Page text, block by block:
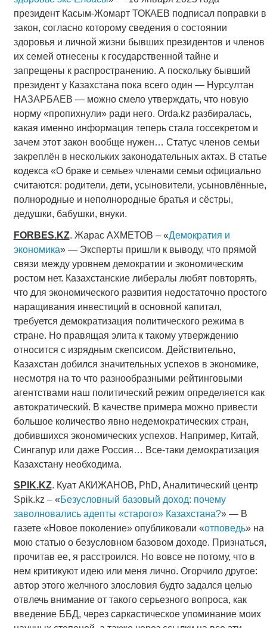
президент Касым-Жомарт ТОКАЕВ подписал поправки в
закон, согласно которому сведения о состоянии
здоровья и личной жизни бывших президентов и членов
их семей отнесены к государственной тайне и
запрещены к распространению. А поскольку бывший
президент у Казахстана пока всего один — Нурсултан
НАЗАРБАЕВ — можно смело утверждать, что новую
норму «пропихнули» ради него. Orda.kz разбиралась,
какая именно информация теперь стала госсекретом и
зачем этот закон вообще нужен… Статус членов семьи
закреплён в нескольких законодательных актах. В статье
кодекса «О браке и семье» членами семьи официально
считаются: родители, дети, усыновители, усыновлённые,
полнородные и неполнородные братья и сёстры,
дедушки, бабушки, внуки.
FORBES.KZ. Жарас АХМЕТОВ – «Демократия и
экономика» — Эксперты пришли к выводу, что прямой
связи между уровнем демократии и экономическим
ростом нет. Казахстанские либералы любят повторять,
что для экономического развития недостаточно простого
наращивания инвестиций в основной капитал,
требуется демократизация политического режима в
стране. Но правящая элита к такому утверждению
относится с изрядным скепсисом. Действительно,
Казахстан добился значительных успехов в экономике,
несмотря на то что разнообразными рейтинговыми
агентствами наш политический режим определяется как
автократический. В качестве примера можно привести
большое количество явно недемократических стран,
добившихся экономических успехов. Например, Китай,
Сингапур или даже Россия… Все-таки демократизация
Казахстану необходима.
SPIK.KZ. Куат АКИЖАНОВ, PhD, Аналитический центр
Spik.kz – «Безусловный базовый доход: почему
заволновались адепты «старого» Казахстана?» — В
газете «Новое поколение» опубликовали «отповедь» на
мою статью о безусловном базовом доходе. Признаться,
прочитав ее, я расстроился. Но вовсе не потому, что в
нем критикуют идею или меня лично. Огорчило другое:
автор этого желчного злословия будто задался целью
отвлечь внимание от такого серьезного вопроса, как
введение ББД, через саркастическое упоминание моих